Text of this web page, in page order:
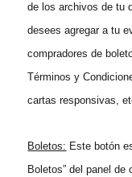
de los archivos de tu
desees agregar a tu
compradores de
Términos y
cartas responsivas,
Boletos: Este botón
Boletos” del panel de